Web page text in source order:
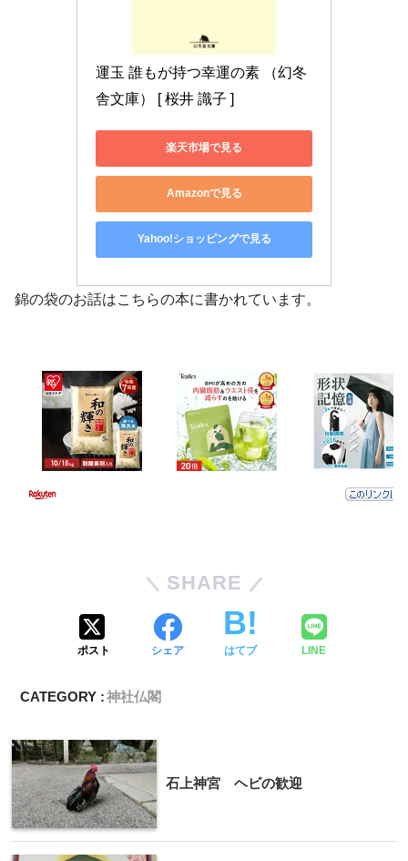
運玉 誰もが持つ幸運の素 （幻冬
舎文庫） [ 桜井 識子 ]
楽天市場で見る
Amazonで見る
Yahoo!ショッピングで見る
錦の袋のお話はこちらの本に書かれています。
SHARE
ポスト シェア はてブ LINE
CATEGORY :神社仏閣
石上神宮 ヘビの歓迎